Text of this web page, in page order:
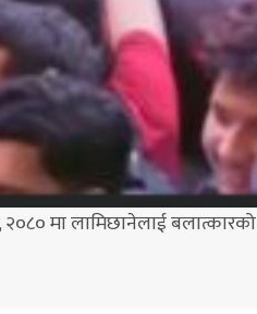
मा लामिछानेलाई